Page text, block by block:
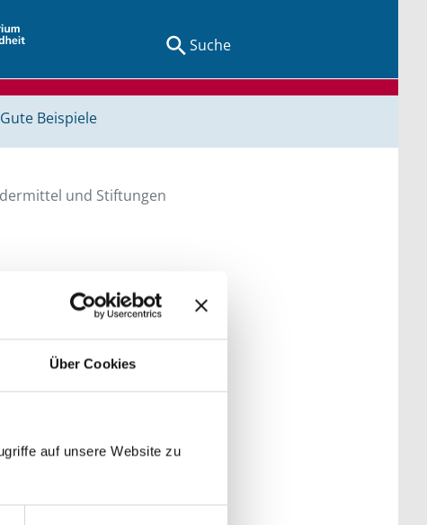
Über Cookies
auf unsere Website zu
Suche
Gute Beispiele
und Stiftungen
Sie direkt über
bitte die Groß- und
Kategorien